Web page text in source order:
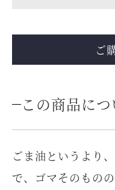
ご
この商品につ
ごま油というより
で、ゴマそのもの